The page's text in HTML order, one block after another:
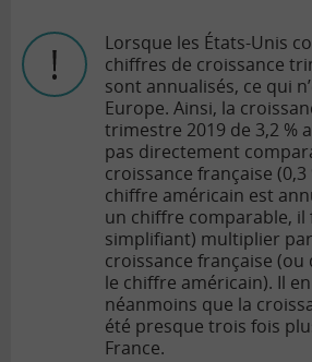
Lorsque les États-Unis
chiffres de croissance
sont annualisés, ce qui
Europe. Ainsi, la
trimestre 2019 de 3,2 %
pas directement
croissance française (0,3
chiffre américain est
un chiffre comparable, il
simplifiant) multiplier
croissance française
le chiffre américain). Il
néanmoins que la
été presque trois fois
France.